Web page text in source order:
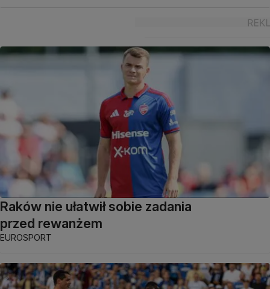
Raków nie ułatwił sobie zadania
przed rewanżem
EUROSPORT